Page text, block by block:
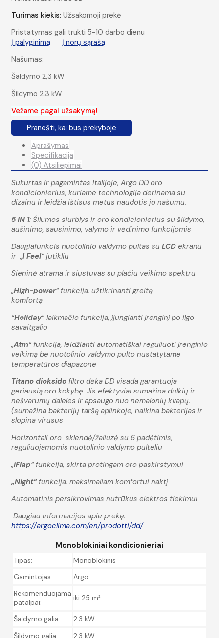
Turimas kiekis: Užsakomoji prekė
Pristatymas gali trukti 5-10 darbo dienu
Į palyginimą
Į norų sąrašą
Našumas:
Šaldymo 2,3 kW
Šildymo 2,3 kW
Vežame pagal užsakymą!
Pranešti, kai bus prekyboje
Aprašymas
Specifikacija
(0) Atsiliepimai
Sukurtas ir pagamintas Italijoje, Argo DD oro
kondicionierius, kuriame technologija derinama su
dizainu ir leidžia ištisus metus naudotis jo našumu.
5 IN 1: Šilumos siurblys ir oro kondicionierius su šildymo,
aušinimo, sausinimo, valymo ir vėdinimo funkcijomis
Daugiafunkcis nuotolinio valdymo pultas su LCD ekranu
ir „I Feel“ jutikliu
Sieninė atrama ir siųstuvas su plačiu veikimo spektru
„High-power“ funkcija, užtikrinanti greitą
komfortą
“Holiday” laikmačio funkcija, įjungianti įrenginį po ilgo
savaitgalio
„Atm“ funkcija, leidžianti automatiškai reguliuoti įrenginio
veikimą be nuotolinio valdymo pulto nustatytame
temperatūros diapazone
Titano dioksido filtro dėka DD visada garantuoja
geriausią oro kokybę. Jis efektyviai sumažina dulkių ir
nešvarumų daleles ir apsaugo nuo nemalonių kvapų.
(sumažina bakterijų taršą aplinkoje, naikina bakterijas ir
slopina virusus
Horizontali oro sklendė/žaliuzė su 6 padėtimis,
reguliuojamomis nuotolinio valdymo pulteliu
„iFlap“ funkcija, skirta protingam oro paskirstymui
„Night“ funkcija, maksimaliam komfortui naktį
Automatinis persikrovimas nutrūkus elektros tiekimui
Daugiau informacijos apie prekę:
https://argoclima.com/en/prodotti/dd/
Monoblokiniai kondicionieriai
Tipas:
Monoblokinis
Gamintojas:
Argo
Rekomenduojama
patalpai:
iki 25 m²
Šaldymo galia:
2.3 kW
Šildymo galia:
2.3 kW